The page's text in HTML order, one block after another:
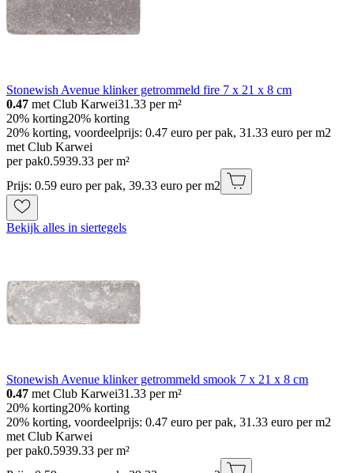
Stonewish Avenue klinker getrommeld fire 7 x 21 x 8 cm
0.47 met Club Karwei31.33 per m²
20% korting20% korting
20% korting, voordeelprijs: 0.47 euro per pak, 31.33 euro per m2
met Club Karwei
per pak0.5939.33 per m²
Prijs: 0.59 euro per pak, 39.33 euro per m2
Bekijk alles in siertegels
Stonewish Avenue klinker getrommeld smook 7 x 21 x 8 cm
0.47 met Club Karwei31.33 per m²
20% korting20% korting
20% korting, voordeelprijs: 0.47 euro per pak, 31.33 euro per m2
met Club Karwei
per pak0.5939.33 per m²